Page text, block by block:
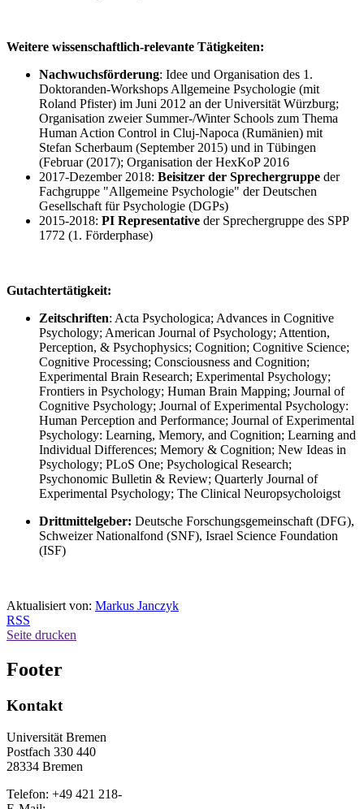
Weitere wissenschaftlich-relevante Tätigkeiten:
Nachwuchsförderung: Idee und Organisation des 1.
Doktoranden-Workshops Allgemeine Psychologie (mit
Roland Pfister) im Juni 2012 an der Universität Würzburg;
Organisation zweier Summer-/Winter Schools zum Thema
Human Action Control in Cluj-Napoca (Rumänien) mit
Stefan Scherbaum (September 2015) und in Tübingen
(Februar (2017); Organisation der HexKoP 2016
2017-Dezember 2018: Beisitzer der Sprechergruppe der
Fachgruppe "Allgemeine Psychologie" der Deutschen
Gesellschaft für Psychologie (DGPs)
2015-2018: PI Representative der Sprechergruppe des SPP
1772 (1. Förderphase)
Gutachtertätigkeit:
Zeitschriften: Acta Psychologica; Advances in Cognitive
Psychology; American Journal of Psychology; Attention,
Perception, & Psychophysics; Cognition; Cognitive Science;
Cognitive Processing; Consciousness and Cognition;
Experimental Brain Research; Experimental Psychology;
Frontiers in Psychology; Human Brain Mapping; Journal of
Cognitive Psychology; Journal of Experimental Psychology:
Human Perception and Performance; Journal of Experimental
Psychology: Learning, Memory, and Cognition; Learning and
Individual Differences; Memory & Cognition; New Ideas in
Psychology; PLoS One; Psychological Research;
Psychonomic Bulletin & Review; Quarterly Journal of
Experimental Psychology; The Clinical Neuropsycholoigst
Drittmittelgeber: Deutsche Forschungsgemeinschaft (DFG),
Schweizer Nationalfond (SNF), Israel Science Foundation
(ISF)
Aktualisiert von: Markus Janczyk
RSS
Seite drucken
Footer
Kontakt
Universität Bremen
Postfach 330 440
28334 Bremen
Telefon: +49 421 218-